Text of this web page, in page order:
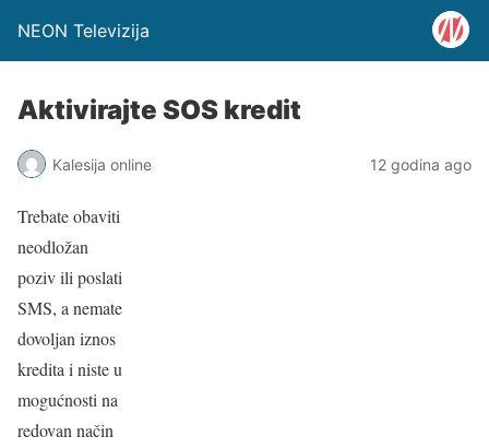
NEON Televizija
Aktivirajte SOS kredit
Kalesija online 12 godina ago
Trebate obaviti
neodložan
poziv ili poslati
SMS, a nemate
dovoljan iznos
kredita i niste u
mogućnosti na
redovan način